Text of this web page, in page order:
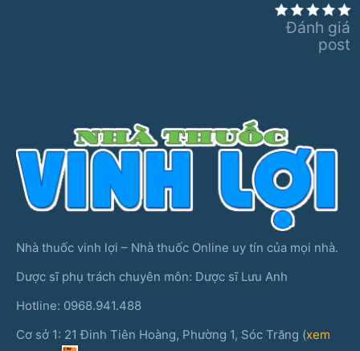
Đánh giá
post
Nhà thuốc vinh lợi – Nhà thuốc Online uy tín của mọi nhà.
Dược sĩ phụ trách chuyên môn: Dược sĩ Lưu Anh
Hotline: 0968.941.488
Cơ sở 1: 21 Đinh Tiên Hoàng, Phường 1, Sóc Trăng (xem